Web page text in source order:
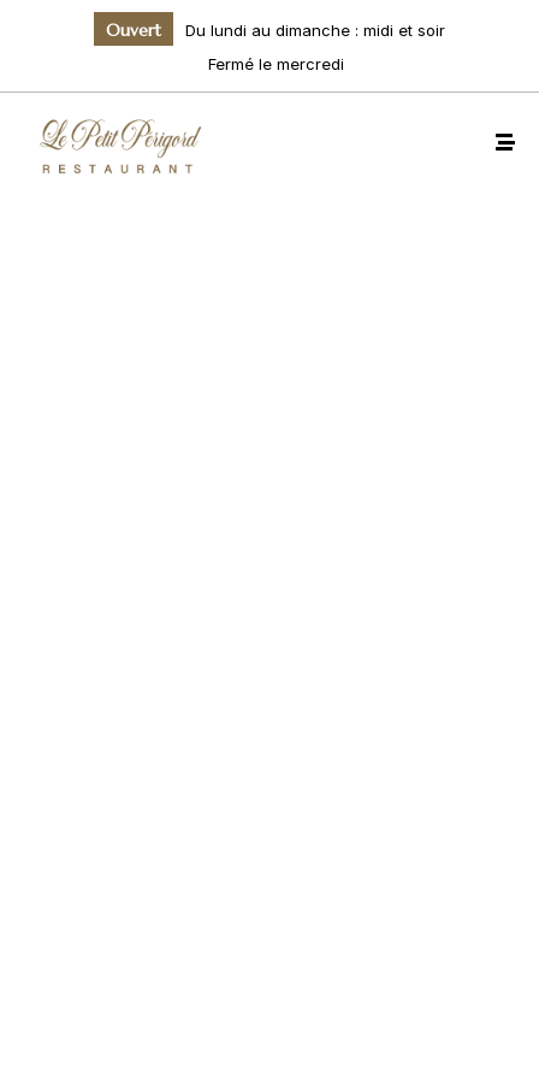
Ouvert
Du lundi au dimanche : midi et soir
Fermé le mercredi